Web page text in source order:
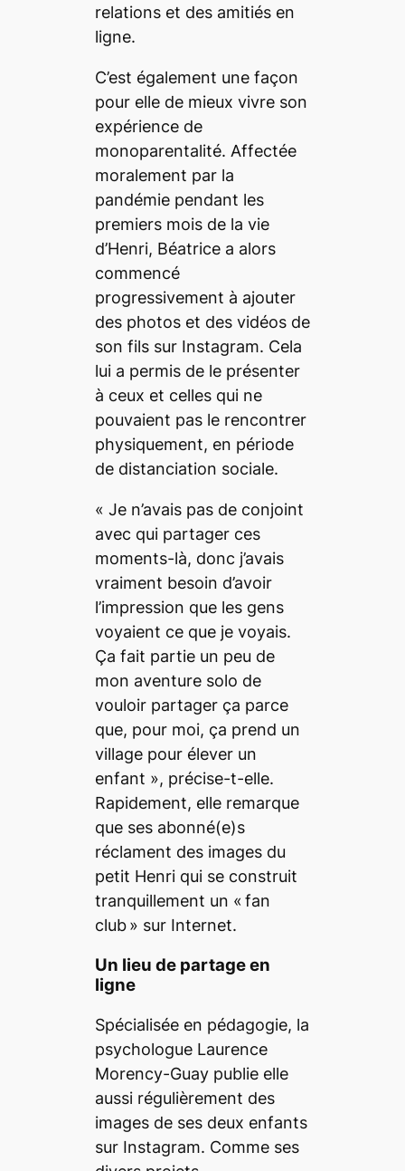
relations et des amitiés en
ligne.
C’est également une façon
pour elle de mieux vivre son
expérience de
monoparentalité. Affectée
moralement par la
pandémie pendant les
premiers mois de la vie
d’Henri, Béatrice a alors
commencé
progressivement à ajouter
des photos et des vidéos de
son fils sur Instagram. Cela
lui a permis de le présenter
à ceux et celles qui ne
pouvaient pas le rencontrer
physiquement, en période
de distanciation sociale.
« Je n’avais pas de conjoint
avec qui partager ces
moments-là, donc j’avais
vraiment besoin d’avoir
l’impression que les gens
voyaient ce que je voyais.
Ça fait partie un peu de
mon aventure solo de
vouloir partager ça parce
que, pour moi, ça prend un
village pour élever un
enfant », précise-t-elle.
Rapidement, elle remarque
que ses abonné(e)s
réclament des images du
petit Henri qui se construit
tranquillement un «fan
club» sur Internet.
Un lieu de partage en
ligne
Spécialisée en pédagogie, la
psychologue Laurence
Morency-Guay publie elle
aussi régulièrement des
images de ses deux enfants
sur Instagram. Comme ses